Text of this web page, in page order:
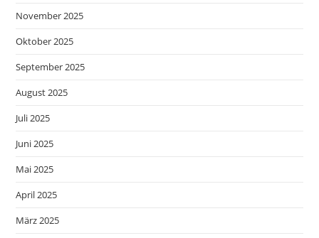
November 2025
Oktober 2025
September 2025
August 2025
Juli 2025
Juni 2025
Mai 2025
April 2025
März 2025